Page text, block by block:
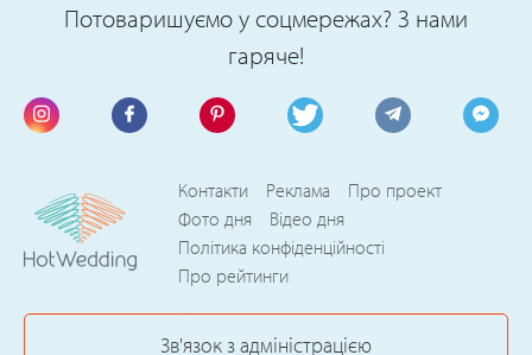
Потоваришуємо у соцмережах? З нами
гаряче!
Контакти Реклама
Про проект
Фото дня
Відео дня
Політика конфіденційності
Про рейтинги
Зв'язок з адміністрацією